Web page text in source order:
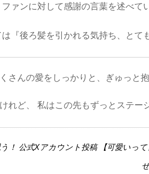
ァンに対して感謝の言葉を述べて
『後ろ髪を引かれる気持ち、とて
さんの愛をしっかりと、ぎゅっと
れど、 私はこの先もずっとステー
！ 公式Xアカウント投稿 【可愛いっ